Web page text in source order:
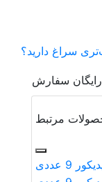
سراغ دارید؟
مرتبط